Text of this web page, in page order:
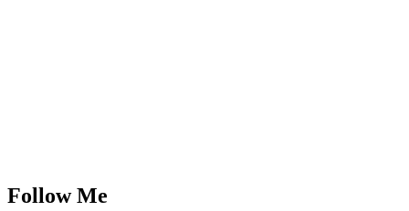
Follow Me